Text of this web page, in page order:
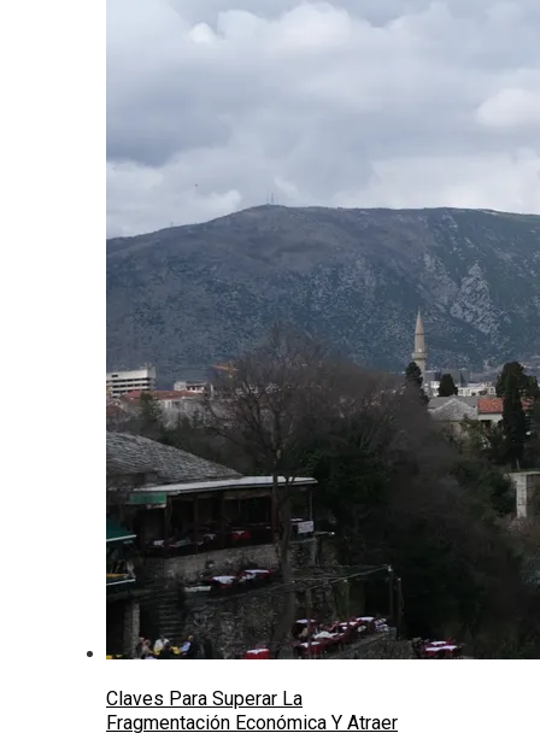
Claves Para Superar La
Fragmentación Económica Y Atraer